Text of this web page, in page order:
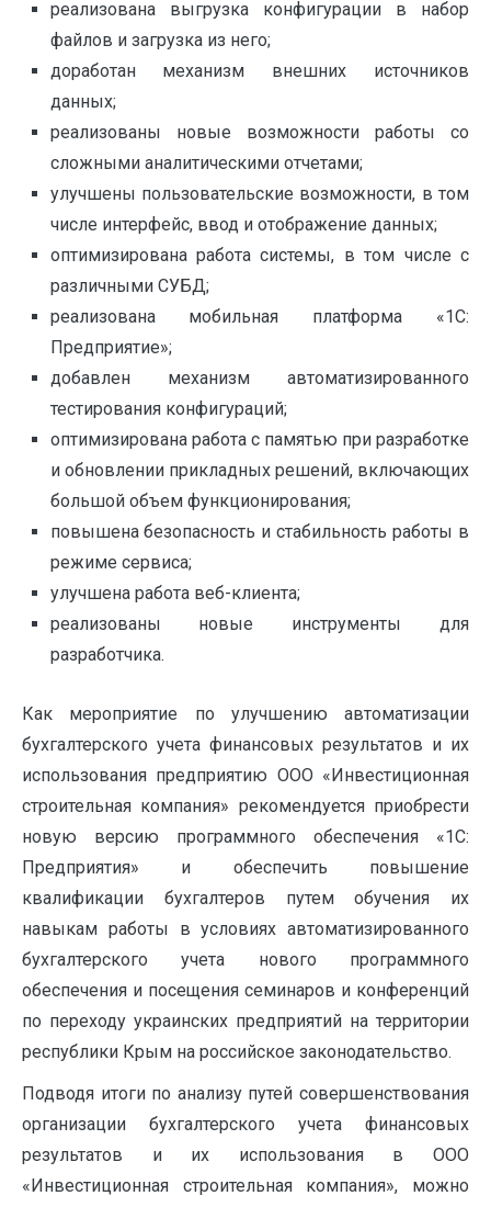
реализована выгрузка конфигурации в набор
файлов и загрузка из него;
доработан механизм внешних источников
данных;
реализованы новые возможности работы со
сложными аналитическими отчетами;
улучшены пользовательские возможности, в том
числе интерфейс, ввод и отображение данных;
оптимизирована работа системы, в том числе с
различными СУБД;
реализована мобильная платформа «1С:
Предприятие»;
добавлен механизм автоматизированного
тестирования конфигураций;
оптимизирована работа с памятью при разработке
и обновлении прикладных решений, включающих
большой объем функционирования;
повышена безопасность и стабильность работы в
режиме сервиса;
улучшена работа веб-клиента;
реализованы новые инструменты для
разработчика.
Как мероприятие по улучшению автоматизации
бухгалтерского учета финансовых результатов и их
использования предприятию ООО «Инвестиционная
строительная компания» рекомендуется приобрести
новую версию программного обеспечения «1С:
Предприятия» и обеспечить повышение
квалификации бухгалтеров путем обучения их
навыкам работы в условиях автоматизированного
бухгалтерского учета нового программного
обеспечения и посещения семинаров и конференций
по переходу украинских предприятий на территории
республики Крым на российское законодательство.
Подводя итоги по анализу путей совершенствования
организации бухгалтерского учета финансовых
результатов и их использования в ООО
«Инвестиционная строительная компания», можно